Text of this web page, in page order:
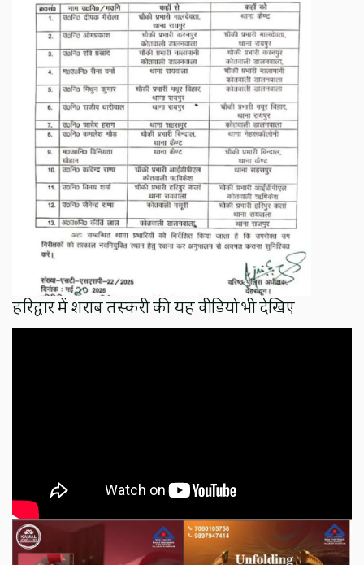
हरिद्वार में शराब तस्करी की यह वीडियो भी देखिए